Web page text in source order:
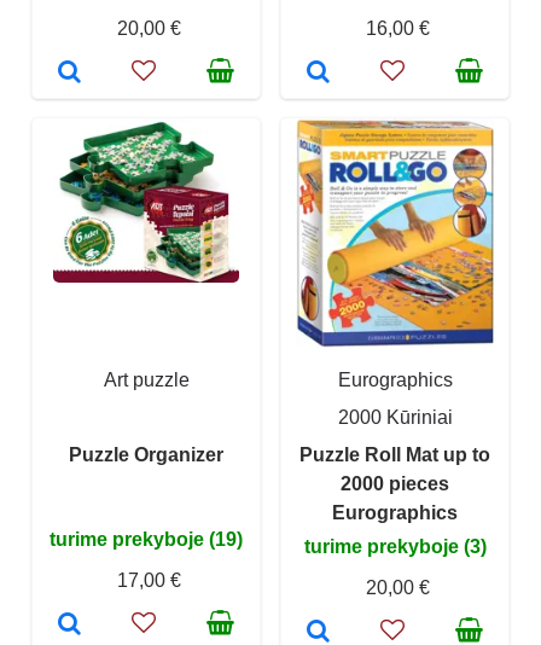
20,00 €
16,00 €
Art puzzle
Puzzle Organizer
turime prekyboje (19)
17,00 €
Eurographics
2000 Kūriniai
Puzzle Roll Mat up to
2000 pieces
Eurographics
turime prekyboje (3)
20,00 €